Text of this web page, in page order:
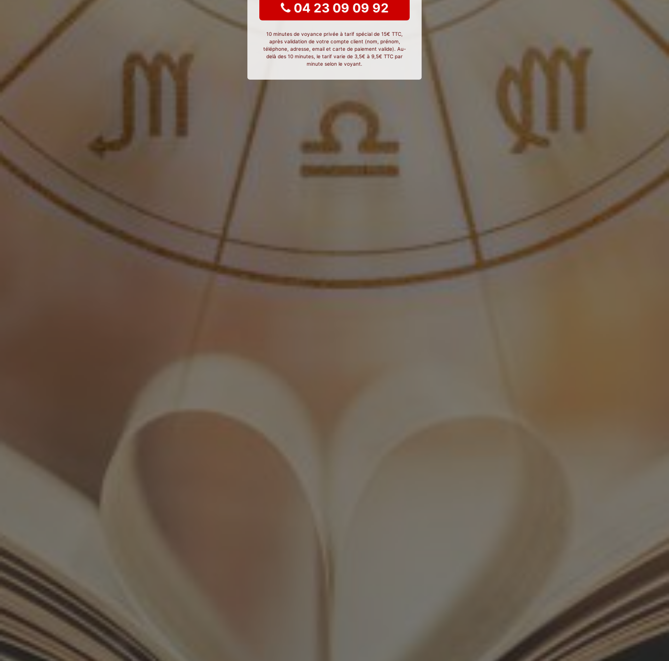
04 23 09 09 92
10 minutes de voyance privée à tarif spécial de 15€ TTC,
après validation de votre compte client (nom, prénom,
téléphone, adresse, email et carte de paiement valide). Au-
delà des 10 minutes, le tarif varie de 3,5€ à 9,5€ TTC par
minute selon le voyant.